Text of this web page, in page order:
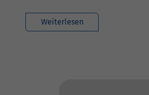
Weiterlesen